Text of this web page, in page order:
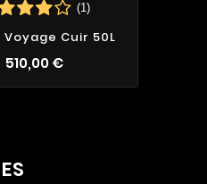
(1)
Voyage Cuir 50L
510,00 €